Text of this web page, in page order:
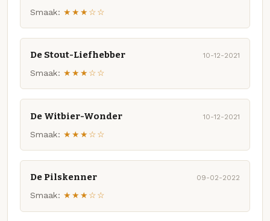
Smaak: ★★★☆☆
De Stout-Liefhebber 10-12-2021
Smaak: ★★★☆☆
De Witbier-Wonder 10-12-2021
Smaak: ★★★☆☆
De Pilskenner 09-02-2022
Smaak: ★★★☆☆